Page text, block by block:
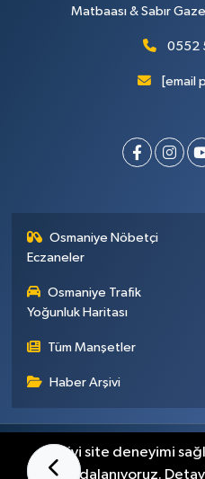
Matbaası & Sabır
0552
[email
Osmaniye Nöbetçi
Eczaneler
Osmaniye Trafik
Yoğunluk Haritası
Tüm Manşetler
Haber Arşivi
Künye İletişim
En iyi site deneyimi
faydalanıyoruz.